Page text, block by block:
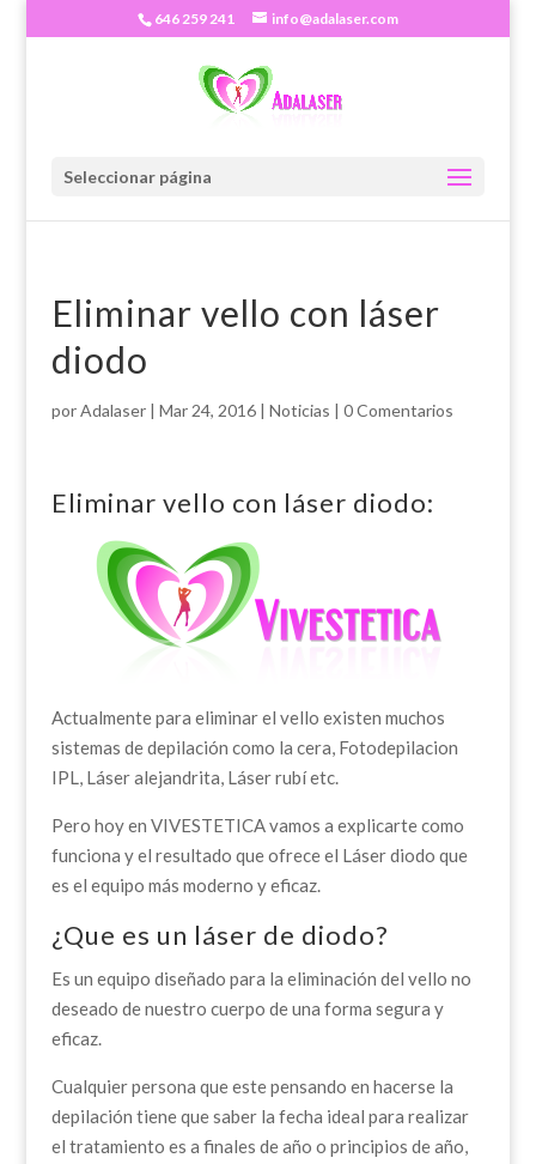
646 259 241 info@adalaser.com
Seleccionar página
Eliminar vello con láser
diodo
porAdalaser| Mar 24, 2016| Noticias | 0 Comentarios
Eliminar vello con láser diodo:
Actualmente para eliminar el vello existen muchos
sistemas de depilación como la cera, Fotodepilacion
IPL, Láser alejandrita, Láser rubí etc.
Pero hoy en VIVESTETICA vamos a explicarte como
funciona y el resultado que ofrece el Láser diodo que
es el equipo más moderno y eficaz.
¿Que es un láser de diodo?
Es un equipo diseñado para la eliminación del vello no
deseado de nuestro cuerpo de una forma segura y
eficaz.
Cualquier persona que este pensando en hacerse la
depilación tiene que saber la fecha ideal para realizar
el tratamiento es a finales de año o principios de año,